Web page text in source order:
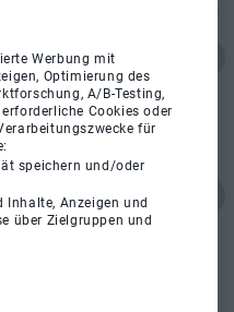
Werbung mit
Optimierung des
A/B-Testing,
Cookies oder
für
speichern und/oder
Inhalte, Anzeigen und
über Zielgruppen und